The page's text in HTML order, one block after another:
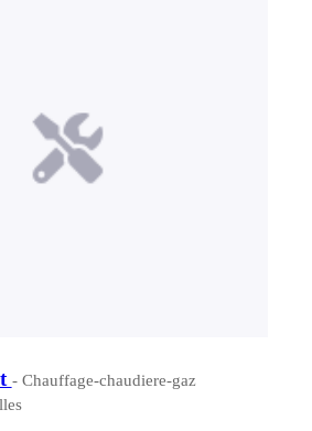
- Chauffage-chaudiere-gaz